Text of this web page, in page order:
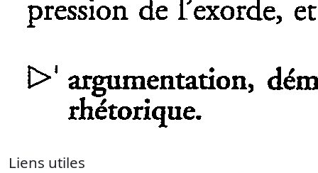
Liens utiles